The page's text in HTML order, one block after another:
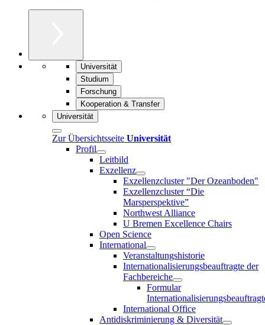
Universität
Studium
Forschung
Kooperation & Transfer
Universität
Zur Übersichtsseite Universität
Profil
Leitbild
Exzellenz
Exzellenzcluster "Der Ozeanboden"
Exzellenzcluster “Die
Marsperspektive”
Northwest Alliance
U Bremen Excellence Chairs
Open Science
International
Veranstaltungshistorie
Internationalisierungsbeauftragte der
Fachbereiche
Formular
International Office
Antidiskriminierung & Diversität